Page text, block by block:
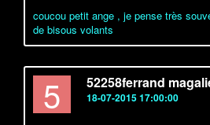
coucou petit ange , je pense très
de bisous volants
5 52258ferrand
18-07-2015 17:00:00